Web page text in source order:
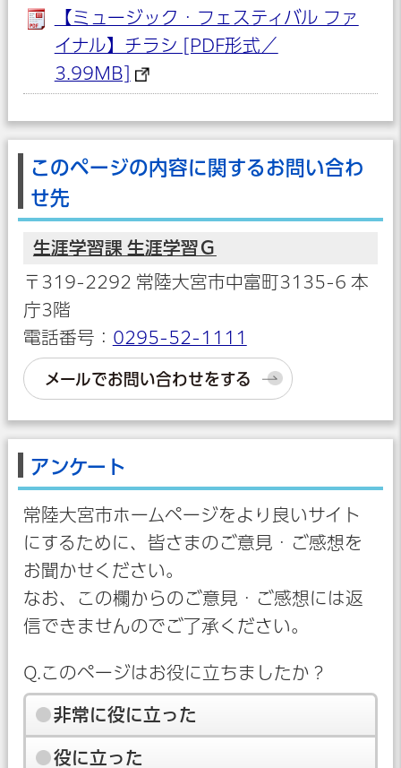
【ミュージック・フェスティバル ファ
イナル】チラシ [PDF形式／
3.99MB]
このページの内容に関するお問い合わ
せ先
生涯学習課 生涯学習Ｇ
〒319-2292 常陸大宮市中富町3135-6 本
庁3階
電話番号： 0295-52-1111
メールでお問い合わせをする
アンケート
常陸大宮市ホームページをより良いサイト
にするために、皆さまのご意見・ご感想を
お聞かせください。
なお、この欄からのご意見・ご感想には返
信できませんのでご了承ください。
Q.このページはお役に立ちましたか？
非常に役に立った
役に立った